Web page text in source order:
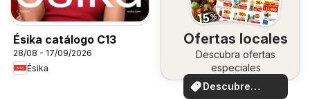
Ésika catálogo C13
28/08 - 17/09/2026
Ésika
Ofertas locales
Descubra ofertas
especiales
Descubre